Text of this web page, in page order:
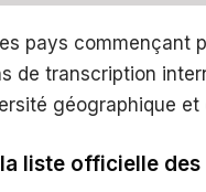
pays commençant
de transcription
géographique
liste officielle